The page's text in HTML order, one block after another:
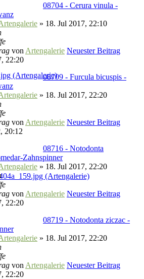
08704 - Cerura vinula -
» 18. Jul 2017, 22:10
von Artengalerie Neuester Beitrag
22:20
08709 - Furcula bicuspis -
» 18. Jul 2017, 22:20
von Artengalerie Neuester Beitrag
20:12
08716 - Notodonta
Zahnspinner
» 18. Jul 2017, 22:20
von Artengalerie Neuester Beitrag
22:20
08719 - Notodonta ziczac -
» 18. Jul 2017, 22:20
von Artengalerie Neuester Beitrag
22:20